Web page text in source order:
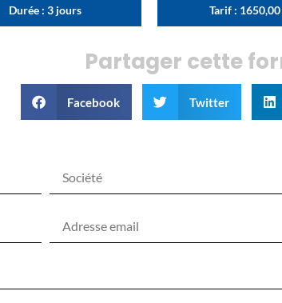
Durée : 3 jours Tarif : 1650,00
Partager cette
Facebook Twitter